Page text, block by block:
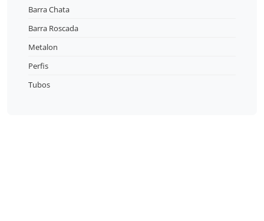
Barra Chata
Barra Roscada
Metalon
Perfis
Tubos